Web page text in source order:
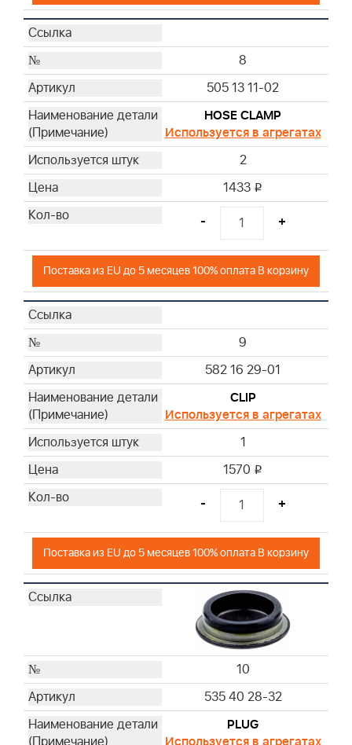
8
505 13 11-02
HOSE CLAMP
Используется в агрегатах
2
1433 i
- +
Поставка из EU до 5 месяцев 100% оплата В корзину
9
582 16 29-01
CLIP
Используется в агрегатах
1
1570 i
- +
Поставка из EU до 5 месяцев 100% оплата В корзину
10
535 40 28-32
PLUG